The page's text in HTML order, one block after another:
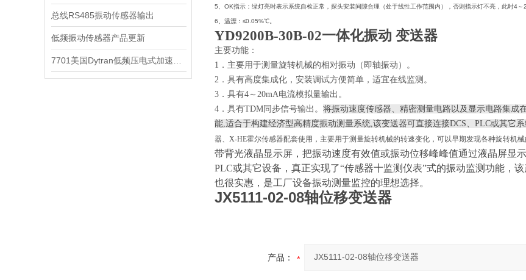
总线RS485振动传感器输出
低频振动传感器产品更新
5、OK指示：绿灯亮时表示系统自检正常，探头安装间隙合理（处于线性工作范围内），否则指示灯不亮，此时4～
6、温漂：≤0.05%℃。
YD9200B-30B-02一体化振动 变送器
主要功能：
1．主要用于测量旋转机械的相对振动（即轴振动）。
2．具有高度集成化，安装调试方便简单，适宜在线监测。
3．具有4～20mA电流模拟量输出。
4．具有TDM同步信号输出。 将振动速度传感器、精密测量电路以及显示电路集成
能,适合于构建经济型高精度振动测量系统,该变送器可直接连接DCS、PLC或其它
器、X-HE霍尔传感器配套使用，主要用于测量旋转机械的转速变化，可以早期发现各种旋转机
带背光液晶显示屏，把振动速度有效值或振动位移峰峰值通过液晶屏显
PLC或其它设备，真正实现了“传感器十监测仪表”式的振动监测功能，
也很实惠，是工厂设备振动测量监控的理想选择。
JX5111-02-08轴位移变送器
产品：